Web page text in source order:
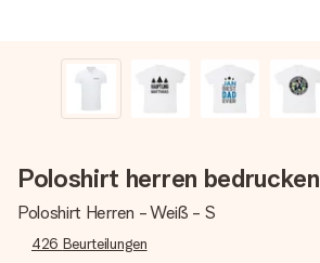
Poloshirt herren bedrucken
Poloshirt Herren - Weiß - S
426 Beurteilungen